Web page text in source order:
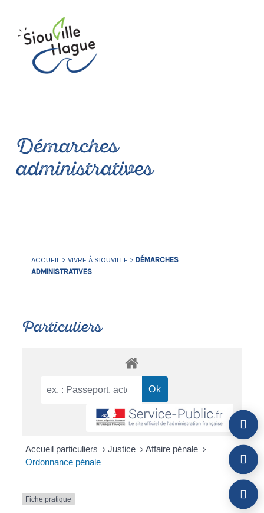
Démarches
administratives
ACCUEIL > VIVRE À SIOUVILLE > DÉMARCHES
ADMINISTRATIVES
Particuliers
Accueil particuliers > Justice > Affaire pénale >
Ordonnance pénale
Fiche pratique